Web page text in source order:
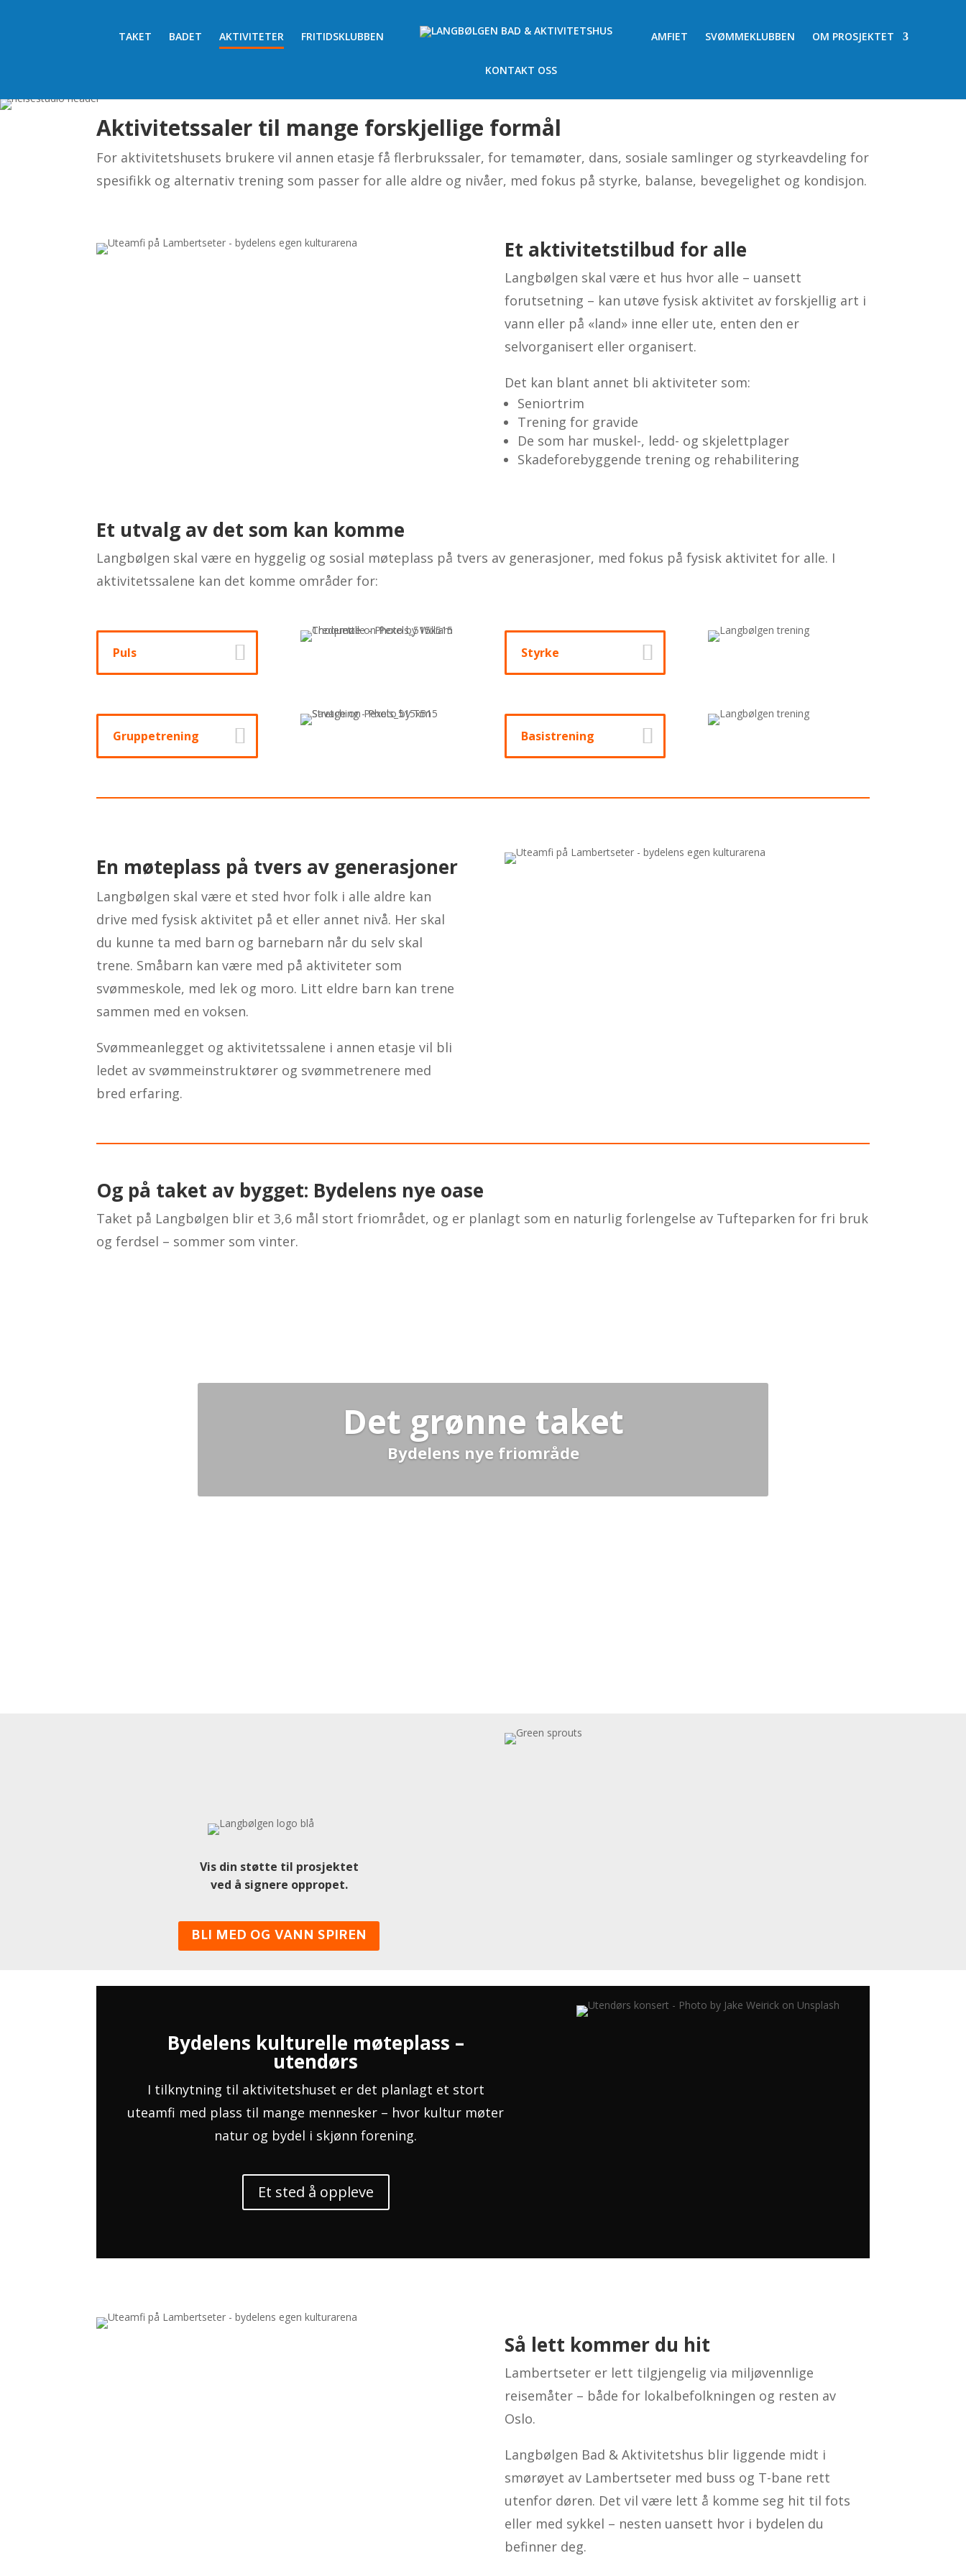
TAKET BADET AKTIVITETER FRITIDSKLUBBEN AMFIET SVØMMEKLUBBEN OM PROSJEKTET
KONTAKT OSS
Aktivitetssaler til mange forskjellige formål
For aktivitetshusets brukere vil annen etasje få flerbrukssaler, for temamøter, dans, sosiale samlinger og styrkeavdeling for
spesifikk og alternativ trening som passer for alle aldre og nivåer, med fokus på styrke, balanse, bevegelighet og kondisjon.
Et aktivitetstilbud for alle
Langbølgen skal være et hus hvor alle – uansett
forutsetning – kan utøve fysisk aktivitet av forskjellig art i
vann eller på «land» inne eller ute, enten den er
selvorganisert eller organisert.
Det kan blant annet bli aktiviteter som:
Seniortrim
Trening for gravide
De som har muskel-, ledd- og skjelettplager
Skadeforebyggende trening og rehabilitering
Et utvalg av det som kan komme
Langbølgen skal være en hyggelig og sosial møteplass på tvers av generasjoner, med fokus på fysisk aktivitet for alle. I
aktivitetssalene kan det komme områder for:
Puls Styrke
Gruppetrening Basistrening
En møteplass på tvers av generasjoner
Langbølgen skal være et sted hvor folk i alle aldre kan
drive med fysisk aktivitet på et eller annet nivå. Her skal
du kunne ta med barn og barnebarn når du selv skal
trene. Småbarn kan være med på aktiviteter som
svømmeskole, med lek og moro. Litt eldre barn kan trene
sammen med en voksen.
Svømmeanlegget og aktivitetssalene i annen etasje vil bli
ledet av svømmeinstruktører og svømmetrenere med
bred erfaring.
Og på taket av bygget: Bydelens nye oase
Taket på Langbølgen blir et 3,6 mål stort friområdet, og er planlagt som en naturlig forlengelse av Tufteparken for fri bruk
og ferdsel – sommer som vinter.
Det grønne taket
Bydelens nye friområde
Vis din støtte til prosjektet
ved å signere oppropet.
BLI MED OG VANN SPIREN
Bydelens kulturelle møteplass –
utendørs
I tilknytning til aktivitetshuset er det planlagt et stort
uteamfi med plass til mange mennesker – hvor kultur møter
natur og bydel i skjønn forening.
Et sted å oppleve
Så lett kommer du hit
Lambertseter er lett tilgjengelig via miljøvennlige
reisemåter – både for lokalbefolkningen og resten av
Oslo.
Langbølgen Bad & Aktivitetshus blir liggende midt i
smørøyet av Lambertseter med buss og T-bane rett
utenfor døren. Det vil være lett å komme seg hit til fots
eller med sykkel – nesten uansett hvor i bydelen du
befinner deg.